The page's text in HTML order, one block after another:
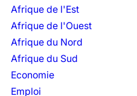
v
Afrique de l'Est
Afrique de l'Ouest
Afrique du Nord
Afrique du Sud
Economie
Emploi